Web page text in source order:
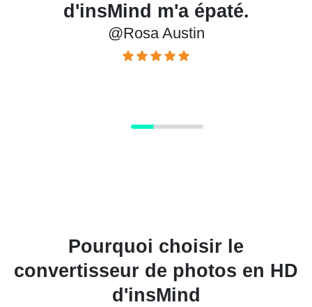
photo de mon mariage pour
mon plus grand bonheur !
@Frederic Calhoun
Pourquoi choisir le
convertisseur de photos en HD
d'insMind